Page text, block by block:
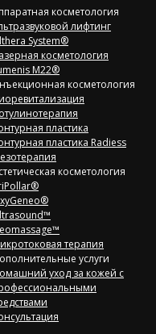
косметология
лифтинг
System®
косметология
M22®
косметология
пластика
пластика Radiess
косметология
терапия
услуги
уход за кожей с